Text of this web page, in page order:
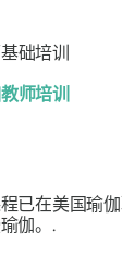
础培训
师培训
已在美国瑜
伽。.